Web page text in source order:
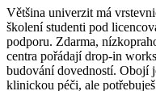
Většina univerzit má
školení studenti pod
podporu. Zdarma,
centra pořádají drop-in
budování dovedností. Obojí
klinickou péči, ale